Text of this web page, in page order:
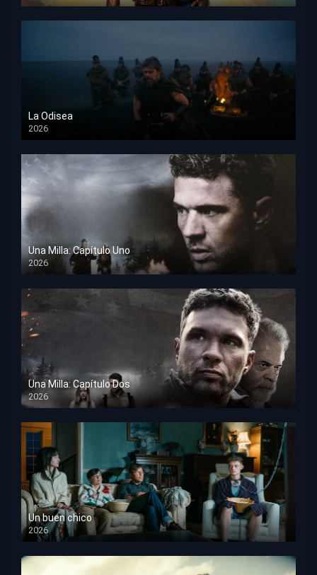
La Odisea
2026
TS Screener
Una Milla: Capítulo Uno
2026
HD 1080p
Una Milla: Capítulo Dos
2026
HD 1080p
Un buen chico
2026
HD 1080p